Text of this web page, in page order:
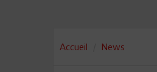
Accueil News